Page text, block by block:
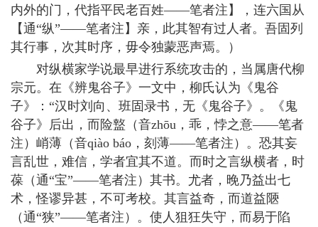
内外的门，代指平民老百姓——笔者注】，连六国从
【通“纵”——笔者注】亲，此其智有过人者。吾固列
其行事，次其时序，毋令独蒙恶声焉。）
对纵横家学说最早进行系统攻击的，当属唐代柳
宗元。在《辨鬼谷子》一文中，柳氏认为《鬼谷
子》：“汉时刘向、班固录书，无《鬼谷子》。《鬼
谷子》后出，而险盩（音zhōu，乖，悖之意——笔者
注）峭薄（音qiào báo，刻薄——笔者注）。恐其妄
言乱世，难信，学者宜其不道。而时之言纵横者，时
葆（通“宝”——笔者注）其书。尤者，晚乃益出七
术，怪谬异甚，不可考校。其言益奇，而道益陿
（通“狭”——笔者注）。使人狙狂失守，而易于陷